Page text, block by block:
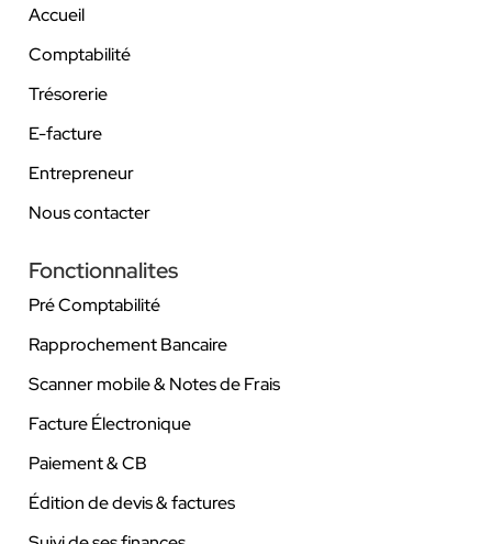
Accueil
Comptabilité
Trésorerie
E-facture
Entrepreneur
Nous contacter
Fonctionnalites
Pré Comptabilité
Rapprochement Bancaire
Scanner mobile & Notes de Frais
Facture Électronique
Paiement & CB
Édition de devis & factures